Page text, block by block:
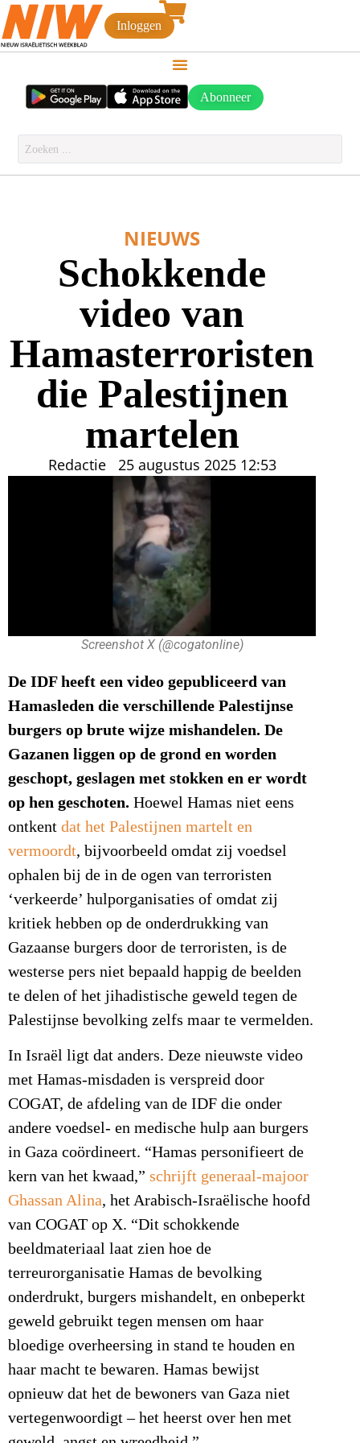
Inloggen
Abonneer
NIEUWS
Schokkende
video van
Hamasterroristen
die Palestijnen
martelen
Redactie 25 augustus 2025 12:53
Screenshot X (@cogatonline)
De IDF heeft een video gepubliceerd van
Hamasleden die verschillende Palestijnse
burgers op brute wijze mishandelen. De
Gazanen liggen op de grond en worden
geschopt, geslagen met stokken en er wordt
op hen geschoten. Hoewel Hamas niet eens
ontkent dat het Palestijnen martelt en
vermoordt, bijvoorbeeld omdat zij voedsel
ophalen bij de in de ogen van terroristen
‘verkeerde’ hulporganisaties of omdat zij
kritiek hebben op de onderdrukking van
Gazaanse burgers door de terroristen, is de
westerse pers niet bepaald happig de beelden
te delen of het jihadistische geweld tegen de
Palestijnse bevolking zelfs maar te vermelden.
In Israël ligt dat anders. Deze nieuwste video
met Hamas-misdaden is verspreid door
COGAT, de afdeling van de IDF die onder
andere voedsel- en medische hulp aan burgers
in Gaza coördineert. “Hamas personifieert de
kern van het kwaad,” schrijft generaal-majoor
Ghassan Alina, het Arabisch-Israëlische hoofd
van COGAT op X. “Dit schokkende
beeldmateriaal laat zien hoe de
terreurorganisatie Hamas de bevolking
onderdrukt, burgers mishandelt, en onbeperkt
geweld gebruikt tegen mensen om haar
bloedige overheersing in stand te houden en
haar macht te bewaren. Hamas bewijst
opnieuw dat het de bewoners van Gaza niet
vertegenwoordigt – het heerst over hen met